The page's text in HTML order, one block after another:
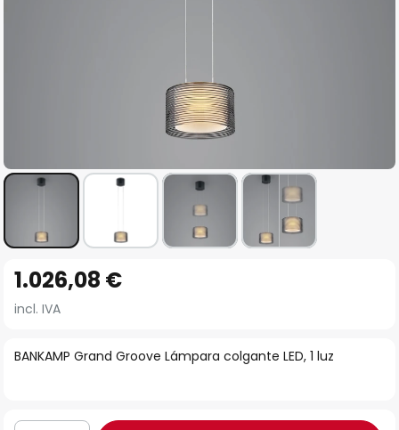
comienzo
la
imágenes
BANKAMP Grand Groove Lámpara colgante LED, 1 luz
1.026,08 €
incl. IVA